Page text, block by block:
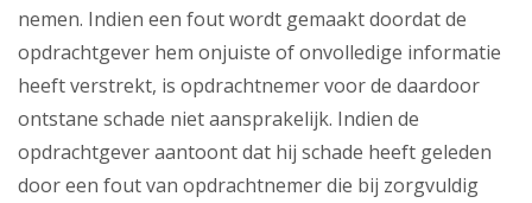
nemen. Indien een fout wordt gemaakt doordat de
opdrachtgever hem onjuiste of onvolledige informatie
heeft verstrekt, is opdrachtnemer voor de daardoor
ontstane schade niet aansprakelijk. Indien de
opdrachtgever aantoont dat hij schade heeft geleden
door een fout van opdrachtnemer die bij zorgvuldig